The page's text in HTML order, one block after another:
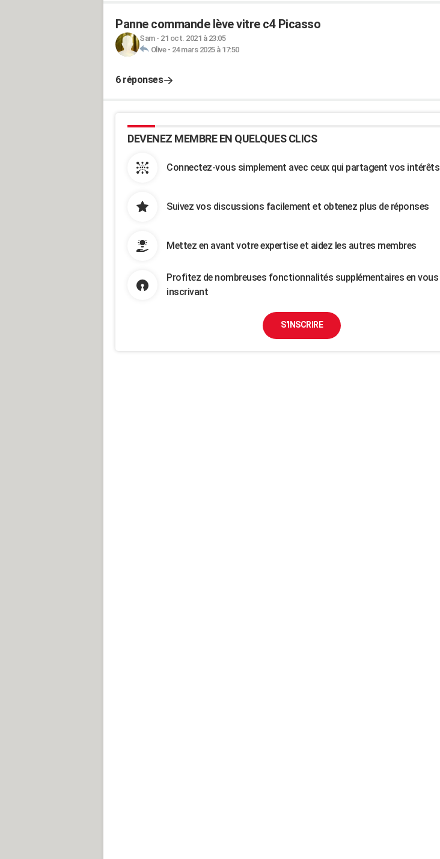
Panne commande lève vitre c4 Picasso
Sam- 21 oct. 2021 à 23:05
Olive- 24 mars 2025 à 17:50
6 réponses
DEVENEZ MEMBRE EN QUELQUES CLICS
Connectez-vous simplement avec ceux qui partagent vos intérêts
Suivez vos discussions facilement et obtenez plus de réponses
Mettez en avant votre expertise et aidez les autres membres
Profitez de nombreuses fonctionnalités supplémentaires en vous
inscrivant
S'INSCRIRE